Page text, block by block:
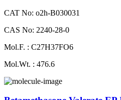
CAT No: o2h-B030031
CAS No: 2240-28-0
Mol.F. : C27H37FO6
Mol.Wt. : 476.6